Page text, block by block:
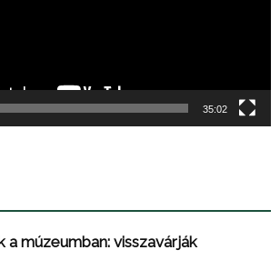
35:02
a múzeumban: visszavárják